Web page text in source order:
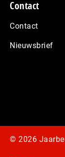
Contact
Contact
Nieuwsbrief
© 2026